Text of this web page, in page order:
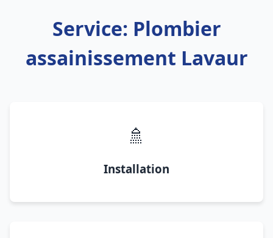
Service: Plombier
assainissement Lavaur
🚿
Installation